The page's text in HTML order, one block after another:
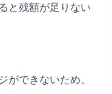
と残額が足りない
ができないため、